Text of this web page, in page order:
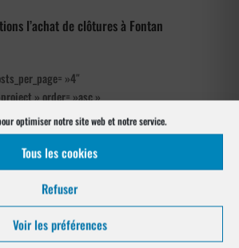
optimiser notre site web et notre service.
Tous les cookies
Refuser
Voir les préférences
l’achat de clôtures à Fontan
»4″
» order= »asc »
»]
de clôtures utilisés